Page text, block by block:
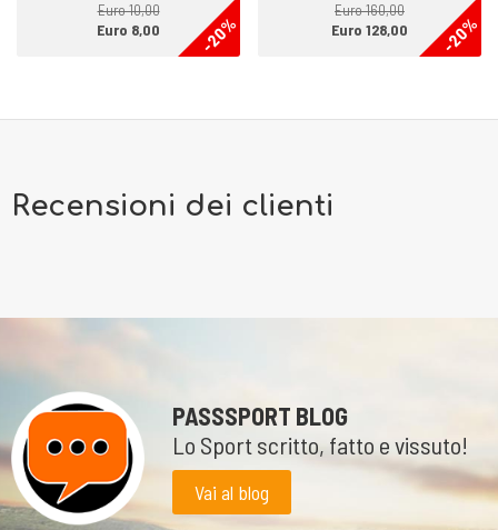
Euro 10,00
-20%
Euro 8,00
Euro 160,00
-20%
Euro 128,00
Recensioni dei clienti
PASSSPORT BLOG
Lo Sport scritto, fatto e vissuto!
Vai al blog